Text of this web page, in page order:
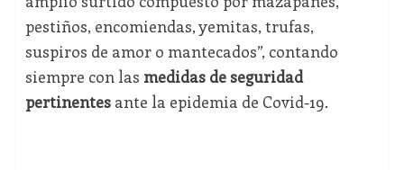
pestiños, encomiendas, yemitas, trufas,
suspiros de amor o mantecados”, contando
siempre con las medidas de seguridad
pertinentesante la epidemia de Covid-19.